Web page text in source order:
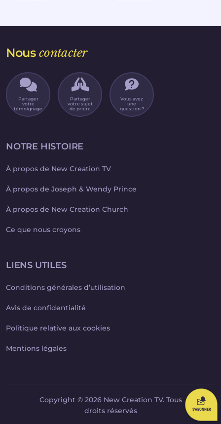
Nouscontacter
Partager
votre
témoignage
Partager
votre sujet
de prière
Vous avez
une
question ?
NOTRE HISTOIRE
À propos de New Creation TV
À propos de Joseph & Wendy Prince
À propos de New Creation Church
Ce que nous croyons
LIENS UTILES
Conditions générales d’utilisation
Avis de confidentialité
Politique relative aux cookies
Mentions légales
Copyright © 2026 New Creation TV. Tous
droits réservés
S'ABONNER